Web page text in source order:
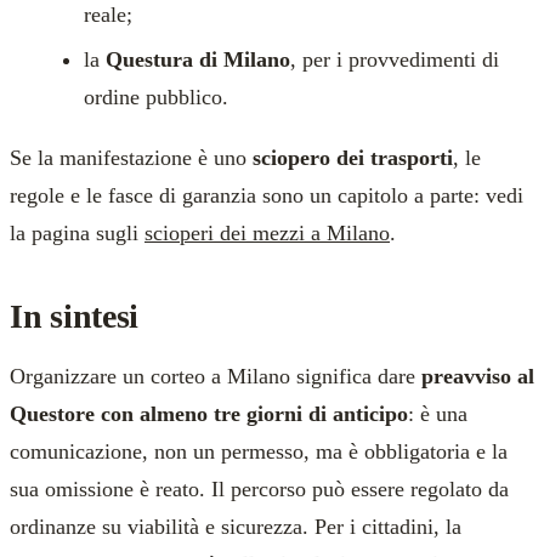
reale;
la Questura di Milano, per i provvedimenti di
ordine pubblico.
Se la manifestazione è uno sciopero dei trasporti, le
regole e le fasce di garanzia sono un capitolo a parte: vedi
la pagina sugli scioperi dei mezzi a Milano.
In sintesi
Organizzare un corteo a Milano significa dare preavviso al
Questore con almeno tre giorni di anticipo: è una
comunicazione, non un permesso, ma è obbligatoria e la
sua omissione è reato. Il percorso può essere regolato da
ordinanze su viabilità e sicurezza. Per i cittadini, la